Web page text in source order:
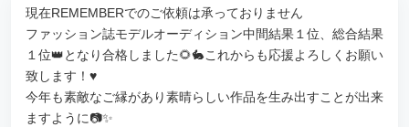
現在REMEMBERでのご依頼は承っておりません
ファッション誌モデルオーディション中間結果１位、総合結果
１位👑となり合格しました🌻🐇これからも応援よろしくお願い
致します！♥️
今年も素敵なご縁があり素晴らしい作品を生み出すことが出来
ますように📷✨